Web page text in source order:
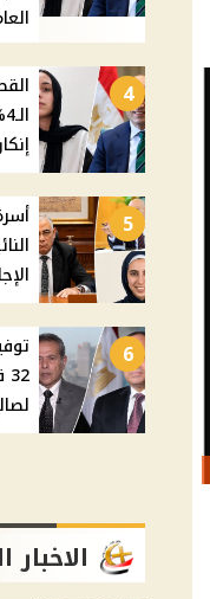
4
5
6
الاخبار